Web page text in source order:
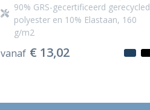
90% GRS-gecertificeerd gerecycled
polyester en 10% Elastaan, 160
g/m2
vanaf € 13,02